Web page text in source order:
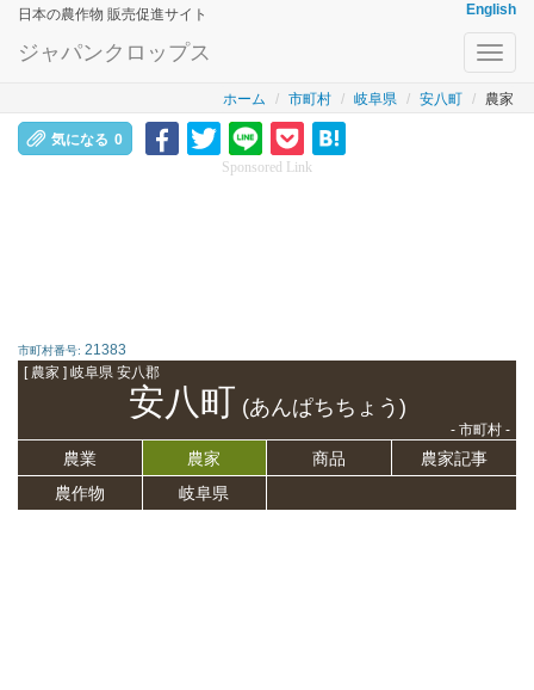
日本の農作物 販売促進サイト English
ジャパンクロップス
ホーム 市町村 岐阜県 安八町 農家
気になる 0
Sponsored Link
市町村番号: 21383
[ 農家 ] 岐阜県 安八郡
安八町 (あんぱちちょう)
- 市町村 -
農業 農家 商品
農家記事
農作物
岐阜県